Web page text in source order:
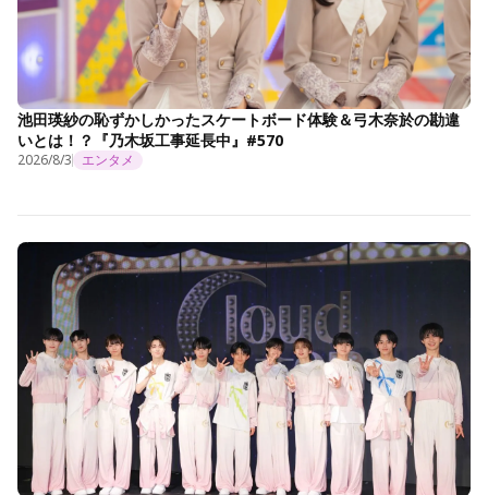
池田瑛紗の恥ずかしかったスケートボード体験＆弓木奈於の勘違
いとは！？『乃木坂工事延長中』#570
2026/8/3 エンタメ